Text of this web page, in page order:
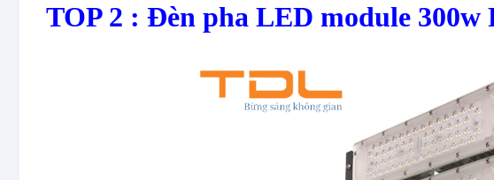
TOP 2 : Đèn pha LED module 300w